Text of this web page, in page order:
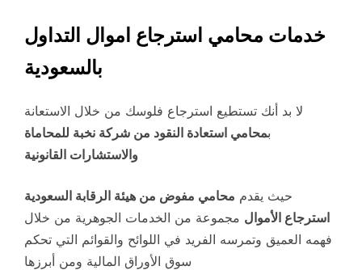
خدمات محامي استرجاع اموال التداول
بالسعودية
لا بد أنك تستطيع استرجاع فلوسك من خلال الاستعانة
بمحامي استعادة النقود من شركة نخبة للمحاماة
والاستشارات القانونية
حيث يقدم محامي مفوض من هيئة الرقابة السعودية
استرجاع الأموال مجموعة من الخدمات الجوهرية من خلال
فهمه العميق وتمرسه الفريد في اللوائح والقوائم التي تحكم
سوق الأوراق المالية ومن أبرزها